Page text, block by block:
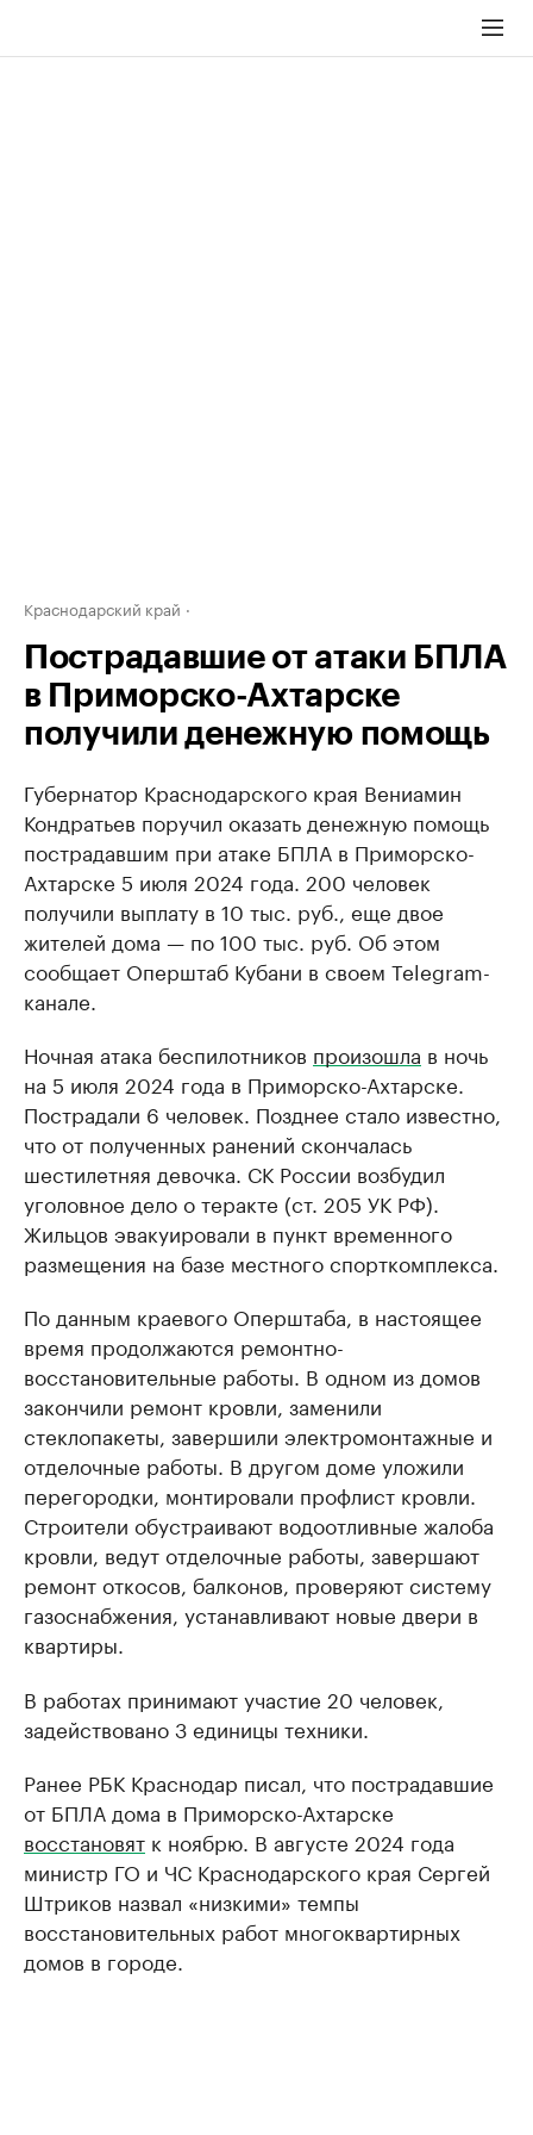
Краснодарский край
Пострадавшие от атаки БПЛА
в Приморско-Ахтарске
получили денежную помощь
Губернатор Краснодарского края Вениамин
Кондратьев поручил оказать денежную помощь
пострадавшим при атаке БПЛА в Приморско-
Ахтарске 5 июля 2024 года. 200 человек
получили выплату в 10 тыс. руб., еще двое
жителей дома — по 100 тыс. руб. Об этом
сообщает Оперштаб Кубани в своем Telegram-
канале.
Ночная атака беспилотников произошла в ночь
на 5 июля 2024 года в Приморско-Ахтарске.
Пострадали 6 человек. Позднее стало известно,
что от полученных ранений скончалась
шестилетняя девочка. СК России возбудил
уголовное дело о теракте (ст. 205 УК РФ).
Жильцов эвакуировали в пункт временного
размещения на базе местного спорткомплекса.
По данным краевого Оперштаба, в настоящее
время продолжаются ремонтно-
восстановительные работы. В одном из домов
закончили ремонт кровли, заменили
стеклопакеты, завершили электромонтажные и
отделочные работы. В другом доме уложили
перегородки, монтировали профлист кровли.
Строители обустраивают водоотливные жалоба
кровли, ведут отделочные работы, завершают
ремонт откосов, балконов, проверяют систему
газоснабжения, устанавливают новые двери в
квартиры.
В работах принимают участие 20 человек,
задействовано 3 единицы техники.
Ранее РБК Краснодар писал, что пострадавшие
от БПЛА дома в Приморско-Ахтарске
восстановят к ноябрю. В августе 2024 года
министр ГО и ЧС Краснодарского края Сергей
Штриков назвал «низкими» темпы
восстановительных работ многоквартирных
домов в городе.